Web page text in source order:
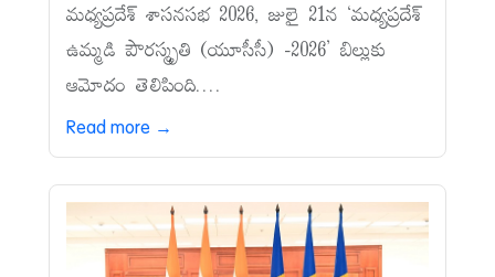
మధ్యప్రదేశ్‌ శాసనసభ 2026, జులై 21న ‘మధ్యప్రదేశ్‌
ఉమ్మడి పౌరస్మృతి (యూసీసీ) -2026’ బిల్లుకు
ఆమోదం తెలిపింది....
Read more →